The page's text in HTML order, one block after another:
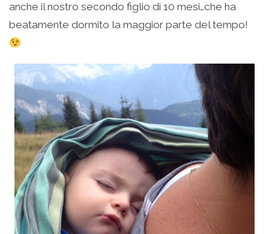
anche il nostro secondo figlio di 10 mesi…che ha
beatamente dormito la maggior parte del tempo!